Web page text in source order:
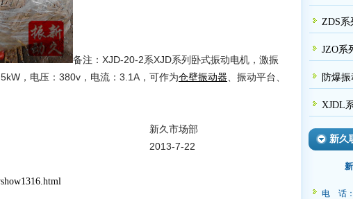
备注：XJD-20-2系XJD系列卧式振动电机，激振
，电压：380v，电流：3.1A，可作为仓壁振动器 、振动平台、
场部
7-22
ZDS系
JZO系
防爆
XJDL
新久
电 话